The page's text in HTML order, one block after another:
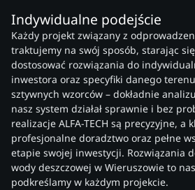
Indywidualne podejście
Każdy projekt związany z
traktujemy na swój sposób, starając
dostosować rozwiązania do
inwestora oraz specyfiki danego
sztywnych wzorców – dokładnie
nasz system działał sprawnie i bez
realizacje ALFA-TECH są precyzyjne, a
profesjonalne doradztwo oraz pełne
etapie swojej inwestycji. Rozwiązania
wody deszczowej w Wieruszowie to
podkreślamy w każdym projekcie.